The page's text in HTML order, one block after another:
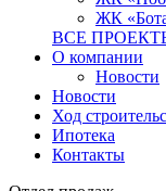
Стоимость
1-комнатная
Стоимость
1-комнатная
Главная